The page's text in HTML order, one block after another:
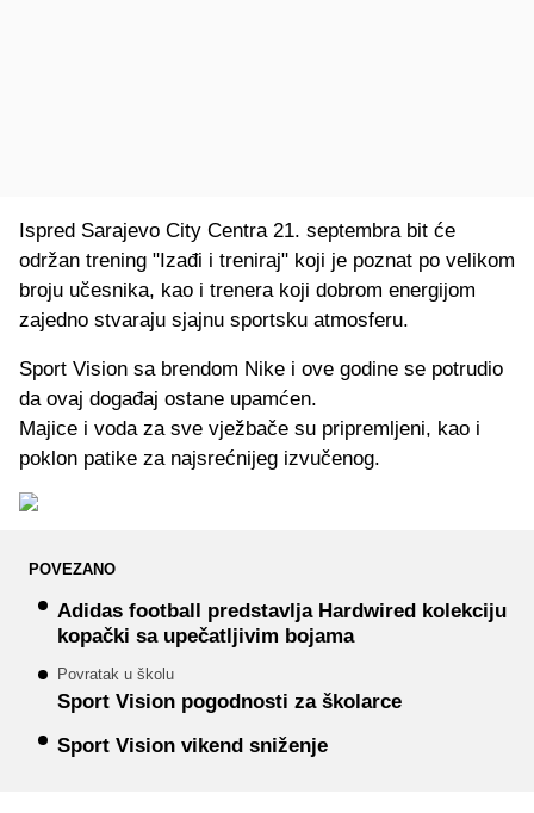
Ispred Sarajevo City Centra 21. septembra bit će
održan trening "Izađi i treniraj" koji je poznat po velikom
broju učesnika, kao i trenera koji dobrom energijom
zajedno stvaraju sjajnu sportsku atmosferu.
Sport Vision sa brendom Nike i ove godine se potrudio
da ovaj događaj ostane upamćen.
Majice i voda za sve vježbače su pripremljeni, kao i
poklon patike za najsrećnijeg izvučenog.
POVEZANO
Adidas football predstavlja Hardwired kolekciju
kopački sa upečatljivim bojama
Povratak u školu
Sport Vision pogodnosti za školarce
Sport Vision vikend sniženje